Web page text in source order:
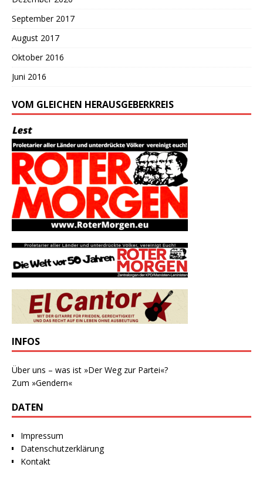
September 2017
August 2017
Oktober 2016
Juni 2016
VOM GLEICHEN HERAUSGEBERKREIS
INFOS
Über uns – was ist »Der Weg zur Partei«?
Zum »Gendern«
DATEN
Impressum
Datenschutzerklärung
Kontakt